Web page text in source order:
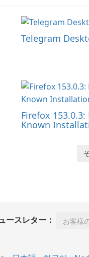
Telegram
Firefox
Known
ースレター：